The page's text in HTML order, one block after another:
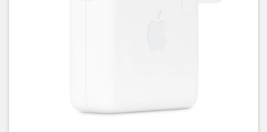
Hàng chính hãng Apple:Đảm bảo chất lượng, xuất xứ rõ